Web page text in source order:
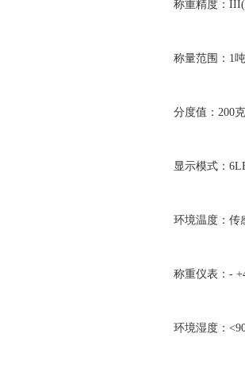
称重精度：
称量范围：1吨
分度值：200克
显示模式：
环境温度：传
称重仪表：-
环境湿度：